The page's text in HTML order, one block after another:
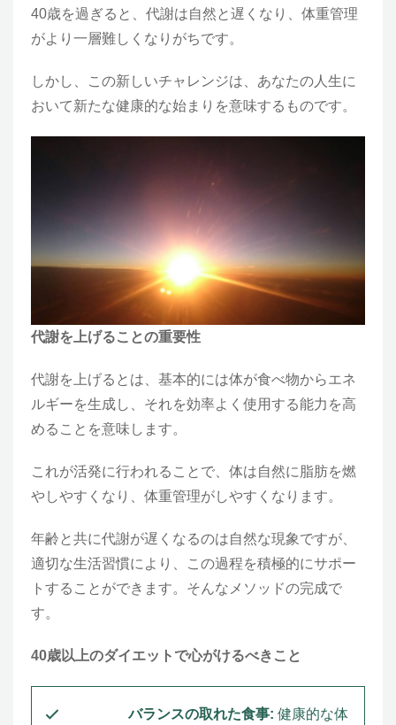
40歳を過ぎると、代謝は自然と遅くなり、体重管理
がより一層難しくなりがちです。
しかし、この新しいチャレンジは、あなたの人生に
おいて新たな健康的な始まりを意味するものです。
代謝を上げることの重要性
代謝を上げるとは、基本的には体が食べ物からエネ
ルギーを生成し、それを効率よく使用する能力を高
めることを意味します。
これが活発に行われることで、体は自然に脂肪を燃
やしやすくなり、体重管理がしやすくなります。
年齢と共に代謝が遅くなるのは自然な現象ですが、
適切な生活習慣により、この過程を積極的にサポー
トすることができます。そんなメソッドの完成で
す。
40歳以上のダイエットで心がけるべきこと
バランスの取れた食事: 健康的な体